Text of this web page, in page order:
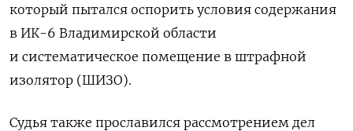
который пытался оспорить условия содержания
в ИК-6 Владимирской области
и систематическое помещение в штрафной
изолятор (ШИЗО).
Судья также прославился рассмотрением дел